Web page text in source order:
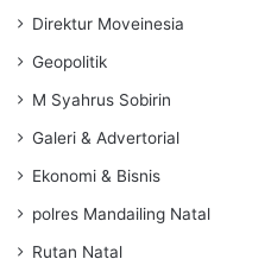
Direktur Moveinesia
Geopolitik
M Syahrus Sobirin
Galeri & Advertorial
Ekonomi & Bisnis
polres Mandailing Natal
Rutan Natal